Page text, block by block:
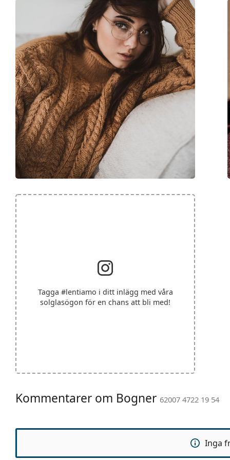
Tagga #lentiamo i ditt inlägg med våra
solglasögon för en chans att bli med!
Kommentarer om Bogner 62007 4722 19 54
Inga